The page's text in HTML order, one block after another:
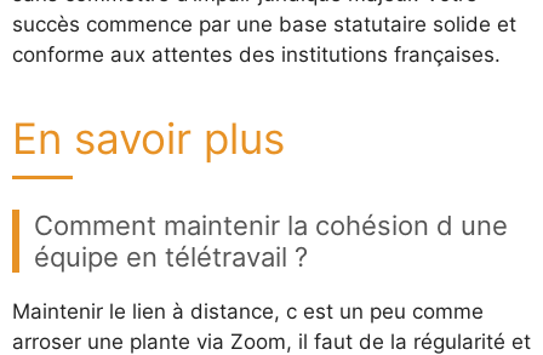
succès commence par une base statutaire solide et
conforme aux attentes des institutions françaises.
En savoir plus
Comment maintenir la cohésion d une
équipe en télétravail ?
Maintenir le lien à distance, c est un peu comme
arroser une plante via Zoom, il faut de la régularité et